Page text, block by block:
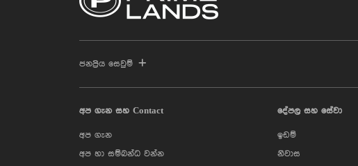
ජනප්‍රිය සෙවුම්
අප ගැන සහ Contact
අප ගැන
අප හා සම්බන්ධ වන්න
දේපල සහ සේවා
ඉඩම්
නිවාස